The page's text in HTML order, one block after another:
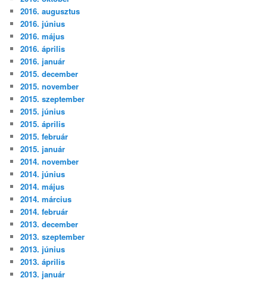
2016. augusztus
2016. június
2016. május
2016. április
2016. január
2015. december
2015. november
2015. szeptember
2015. június
2015. április
2015. február
2015. január
2014. november
2014. június
2014. május
2014. március
2014. február
2013. december
2013. szeptember
2013. június
2013. április
2013. január